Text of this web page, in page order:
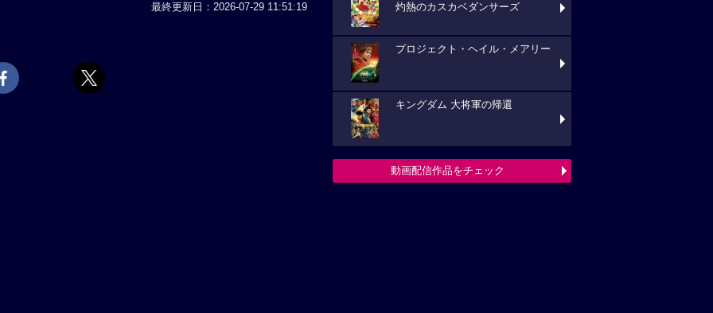
最終更新日：2026-07-29 11:51:19
灼熱のカスカベダンサーズ
プロジェクト・ヘイル・メアリー
キングダム 大将軍の帰還
動画配信作品をチェック